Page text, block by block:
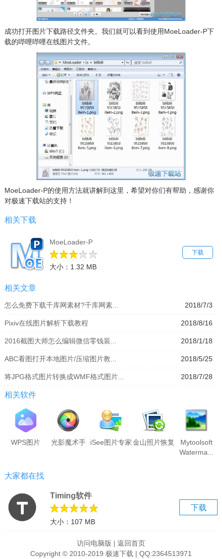
成功打开图片下载路径文件夹。我们就可以看到使用MoeLoader-P下
载的哔哩哔哩在线图片文件。
MoeLoader-P的使用方法就讲解到这里，希望对你们有帮助，感谢你
对极速下载站的支持！
相关下载
下载
MoeLoader-P
大小：1.32 MB
相关文章
2018/7/3
怎么免费下载千库网素材?千库网素...
2018/8/16
Pixiv在线图片解析下载教程
2018/1/18
2016截图大师怎么编辑微信零钱装...
2018/5/25
ABC看图打开本地图片/压缩图片教...
2018/7/28
将JPG格式图片转换成WMF格式图片...
相关软件
WPS图片 光影魔术手 iSee图片专家金山照片恢复
Mytoolsoft
Waterma...
大家都在找
下载
Timing软件
大小：107 MB
访问电脑版 | 返回首页
Copyright © 2010-2019 极速下载 | QQ:2364513971